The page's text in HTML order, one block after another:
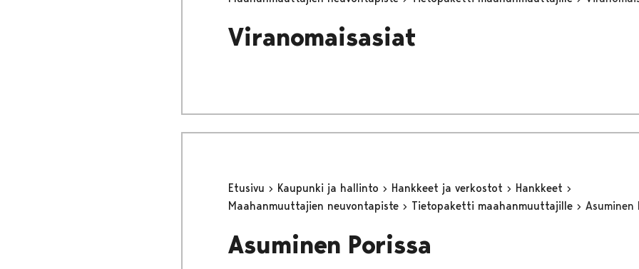
Viranomaisasiat
Etusivu Kaupunki ja hallinto Hankkeet ja verkostot
Hankkeet
Maahanmuuttajien neuvontapiste
Tietopaketti maahanmuuttajille Asuminen
Asuminen Porissa